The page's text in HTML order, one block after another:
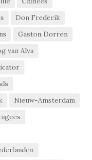
Don Frederik
Gaston Dorren
van Alva
Nieuw-Amsterdam